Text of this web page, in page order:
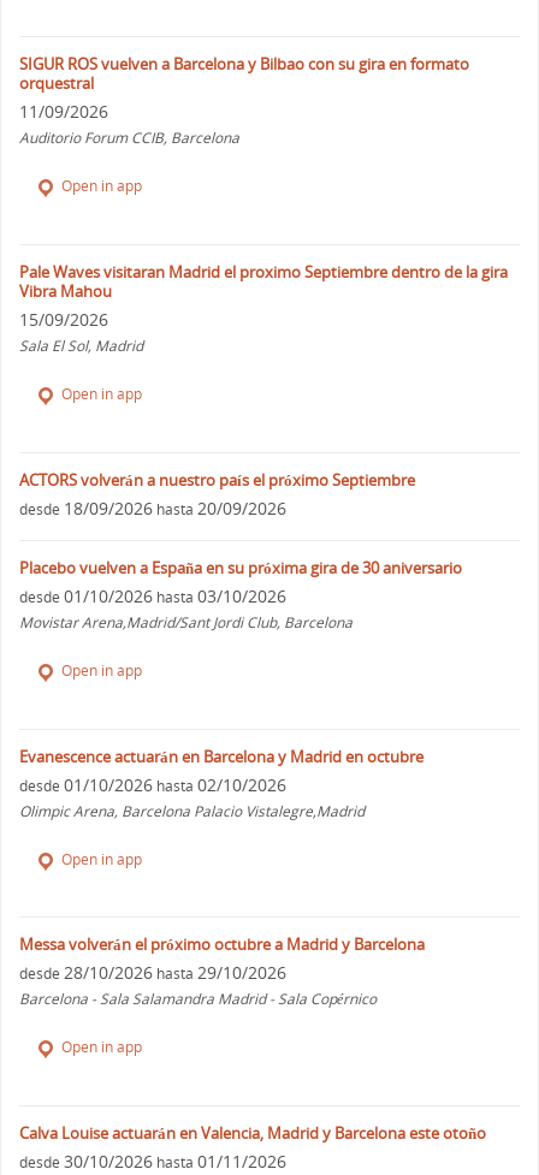
SIGUR ROS vuelven a Barcelona y Bilbao con su gira en formato
orquestral
11/09/2026
Auditorio Forum CCIB, Barcelona
Open in app
Pale Waves visitaran Madrid el proximo Septiembre dentro de la gira
Vibra Mahou
15/09/2026
Sala El Sol, Madrid
Open in app
ACTORS volverán a nuestro país el próximo Septiembre
desde 18/09/2026 hasta 20/09/2026
Placebo vuelven a España en su próxima gira de 30 aniversario
desde 01/10/2026 hasta 03/10/2026
Movistar Arena,Madrid/Sant Jordi Club, Barcelona
Open in app
Evanescence actuarán en Barcelona y Madrid en octubre
desde 01/10/2026 hasta 02/10/2026
Olimpic Arena, Barcelona Palacio Vistalegre,Madrid
Open in app
Messa volverán el próximo octubre a Madrid y Barcelona
desde 28/10/2026 hasta 29/10/2026
Barcelona - Sala Salamandra Madrid - Sala Copérnico
Open in app
Calva Louise actuarán en Valencia, Madrid y Barcelona este otoño
desde 30/10/2026 hasta 01/11/2026